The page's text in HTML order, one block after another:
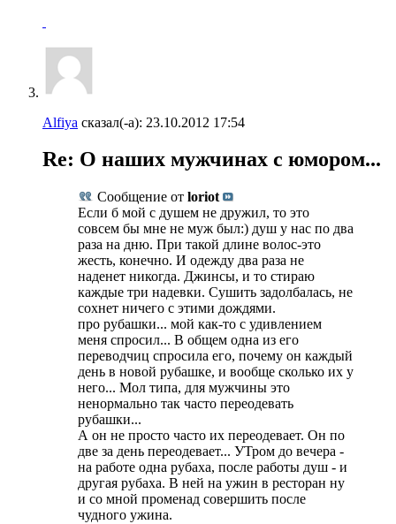
Alfiya сказал(-а): 23.10.2012 17:54
Re: О наших мужчинах с юмором...
Сообщение от loriot
Если б мой с душем не дружил, то это
совсем бы мне не муж был:) душ у нас по два
раза на дню. При такой длине волос-это
жесть, конечно. И одежду два раза не
наденет никогда. Джинсы, и то стираю
каждые три надевки. Сушить задолбалась, не
сохнет ничего с этими дождями.
про рубашки... мой как-то с удивлением
меня спросил... В общем одна из его
переводчиц спросила его, почему он каждый
день в новой рубашке, и вообще сколько их у
него... Мол типа, для мужчины это
ненормально так часто переодевать
рубашки...
А он не просто часто их переодевает. Он по
две за день переодевает... УТром до вечера -
на работе одна рубаха, после работы душ - и
другая рубаха. В ней на ужин в ресторан ну
и со мной променад совершить после
чудного ужина.